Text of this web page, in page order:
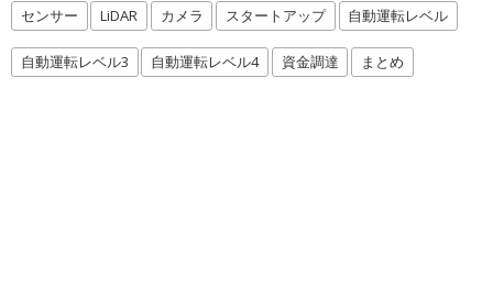
センサー LiDAR カメラ スタートアップ 自動運転レベル
自動運転レベル3 自動運転レベル4 資金調達 まとめ